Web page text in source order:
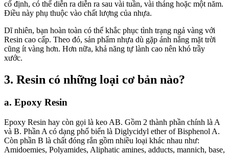
cố định, có thể diễn ra diễn ra sau vài tuần, vài tháng hoặc một năm.
Điều này phụ thuộc vào chất lượng của nhựa.
Dĩ nhiên, bạn hoàn toàn có thể khắc phục tình trạng ngả vàng với
Resin cao cấp. Theo đó, sản phẩm nhựa dù gặp ánh nắng mặt trời
cũng ít vàng hơn. Hơn nữa, khả năng tự lành cao nên khó trầy
xước.
3. Resin có những loại cơ bản nào?
a. Epoxy Resin
Epoxy Resin hay còn gọi là keo AB. Gồm 2 thành phần chính là A
và B. Phần A có dạng phổ biến là Diglycidyl ether of Bisphenol A.
Còn phần B là chất đóng rắn gồm nhiều loại khác nhau như:
Amidoemies, Polyamides, Aliphatic amines, adducts, mannich, base,